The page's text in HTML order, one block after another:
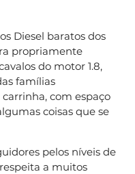
Diesel baratos dos
propriamente
do motor 1.8,
famílias
com espaço
coisas que se
pelos níveis de
a muitos